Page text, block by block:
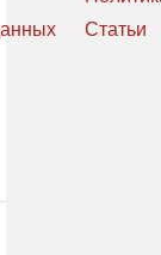
Статьи